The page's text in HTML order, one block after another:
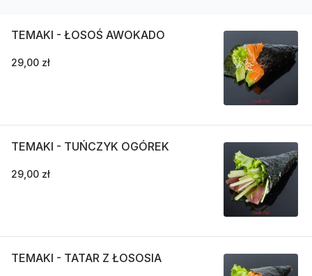
TEMAKI - ŁOSOŚ AWOKADO
29,00 zł
TEMAKI - TUŃCZYK OGÓREK
29,00 zł
TEMAKI - TATAR Z ŁOSOSIA